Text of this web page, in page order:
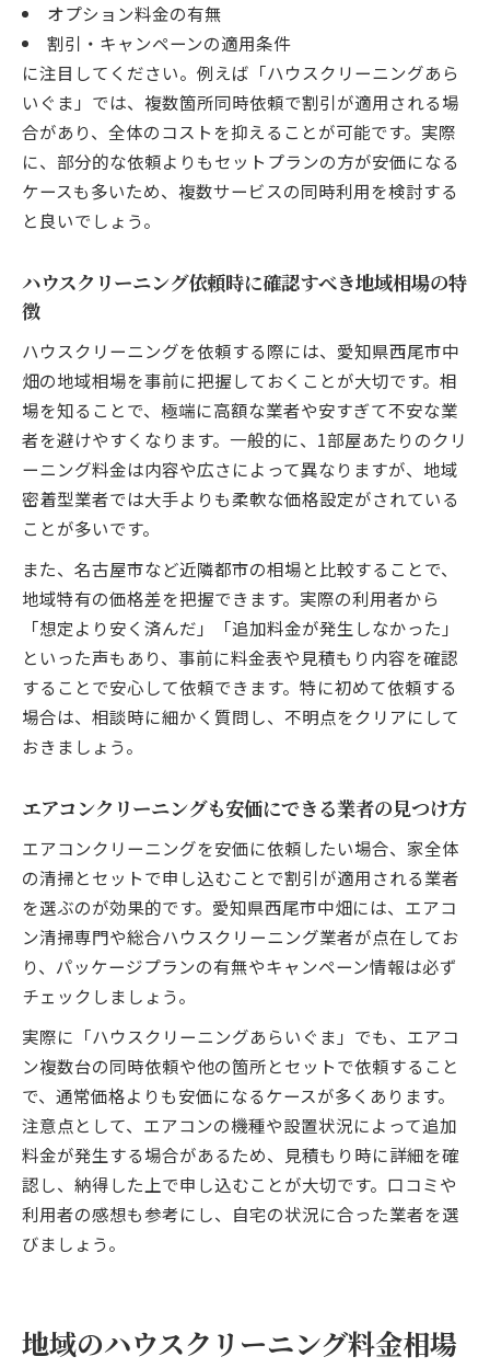
オプション料金の有無
割引・キャンペーンの適用条件
に注目してください。例えば「ハウスクリーニングあら
いぐま」では、複数箇所同時依頼で割引が適用される場
合があり、全体のコストを抑えることが可能です。実際
に、部分的な依頼よりもセットプランの方が安価になる
ケースも多いため、複数サービスの同時利用を検討する
と良いでしょう。
ハウスクリーニング依頼時に確認すべき地域相場の特
徴
ハウスクリーニングを依頼する際には、愛知県西尾市中
畑の地域相場を事前に把握しておくことが大切です。相
場を知ることで、極端に高額な業者や安すぎて不安な業
者を避けやすくなります。一般的に、1部屋あたりのクリ
ーニング料金は内容や広さによって異なりますが、地域
密着型業者では大手よりも柔軟な価格設定がされている
ことが多いです。
また、名古屋市など近隣都市の相場と比較することで、
地域特有の価格差を把握できます。実際の利用者から
「想定より安く済んだ」「追加料金が発生しなかった」
といった声もあり、事前に料金表や見積もり内容を確認
することで安心して依頼できます。特に初めて依頼する
場合は、相談時に細かく質問し、不明点をクリアにして
おきましょう。
エアコンクリーニングも安価にできる業者の見つけ方
エアコンクリーニングを安価に依頼したい場合、家全体
の清掃とセットで申し込むことで割引が適用される業者
を選ぶのが効果的です。愛知県西尾市中畑には、エアコ
ン清掃専門や総合ハウスクリーニング業者が点在してお
り、パッケージプランの有無やキャンペーン情報は必ず
チェックしましょう。
実際に「ハウスクリーニングあらいぐま」でも、エアコ
ン複数台の同時依頼や他の箇所とセットで依頼すること
で、通常価格よりも安価になるケースが多くあります。
注意点として、エアコンの機種や設置状況によって追加
料金が発生する場合があるため、見積もり時に詳細を確
認し、納得した上で申し込むことが大切です。口コミや
利用者の感想も参考にし、自宅の状況に合った業者を選
びましょう。
地域のハウスクリーニング料金相場